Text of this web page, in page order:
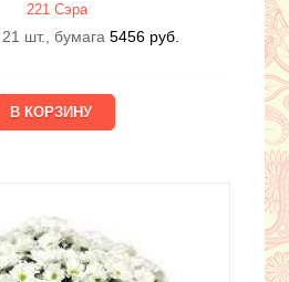
221 Сэра
21 шт., бумага 5456 руб.